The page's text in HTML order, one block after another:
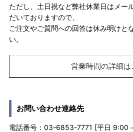
ただし、土日祝など弊社休業日はメー
だいておりますので、
ご注文やご質問への回答は休み明けと
い。
営業時間の詳細は
お問い合わせ連絡先
電話番号：03-6853-7771 [平日 9:00